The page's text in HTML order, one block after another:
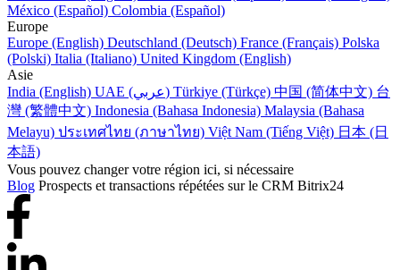
México (Español) Colombia (Español)
Europe
Europe (English) Deutschland (Deutsch) France (Français) Polska
(Polski) Italia (Italiano) United Kingdom (English)
Asie
India (English)
UAE (عربي) Türkiye (Türkçe) 中国 (简体中文) 台
灣 (繁體中文) Indonesia (Bahasa Indonesia) Malaysia (Bahasa
Melayu) ประเทศไทย (ภาษาไทย) Việt Nam (Tiếng Việt) 日本 (日
本語)
Vous pouvez changer votre région ici, si nécessaire
Blog Prospects et transactions répétées sur le CRM Bitrix24